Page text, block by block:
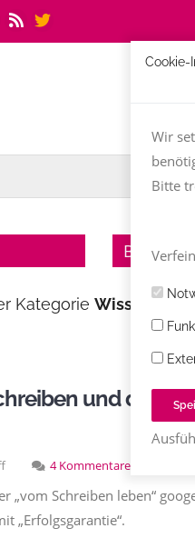
Bücher
Kategorie Wissen
und davon
4 Kommentare
„vom Schreiben leben“
„Erfolgsgarantie“.
Cookie-
Wir
Bitte